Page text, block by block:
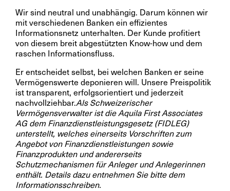
Wir sind neutral und unabhängig. Darum können wir
mit verschiedenen Banken ein effizientes
Informationsnetz unterhalten. Der Kunde profitiert
von diesem breit abgestützten Know-how und dem
raschen Informationsfluss.
Er entscheidet selbst, bei welchen Banken er seine
Vermögenswerte deponieren will. Unsere Preispolitik
ist transparent, erfolgsorientiert und jederzeit
nachvollziehbar.Als Schweizerischer
Vermögensverwalter ist die Aquila First Associates
AG dem Finanzdienstleistungsgesetz (FIDLEG)
unterstellt, welches einerseits Vorschriften zum
Angebot von Finanzdienstleistungen sowie
Finanzprodukten und andererseits
Schutzmechanismen für Anleger und Anlegerinnen
enthält. Details dazu entnehmen Sie bitte dem
Informationsschreiben.